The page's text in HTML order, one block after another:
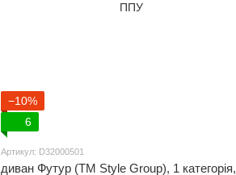
−10%
6
Артикул: D32000501
диван Футур (ТМ Style Group), 1 категорія,